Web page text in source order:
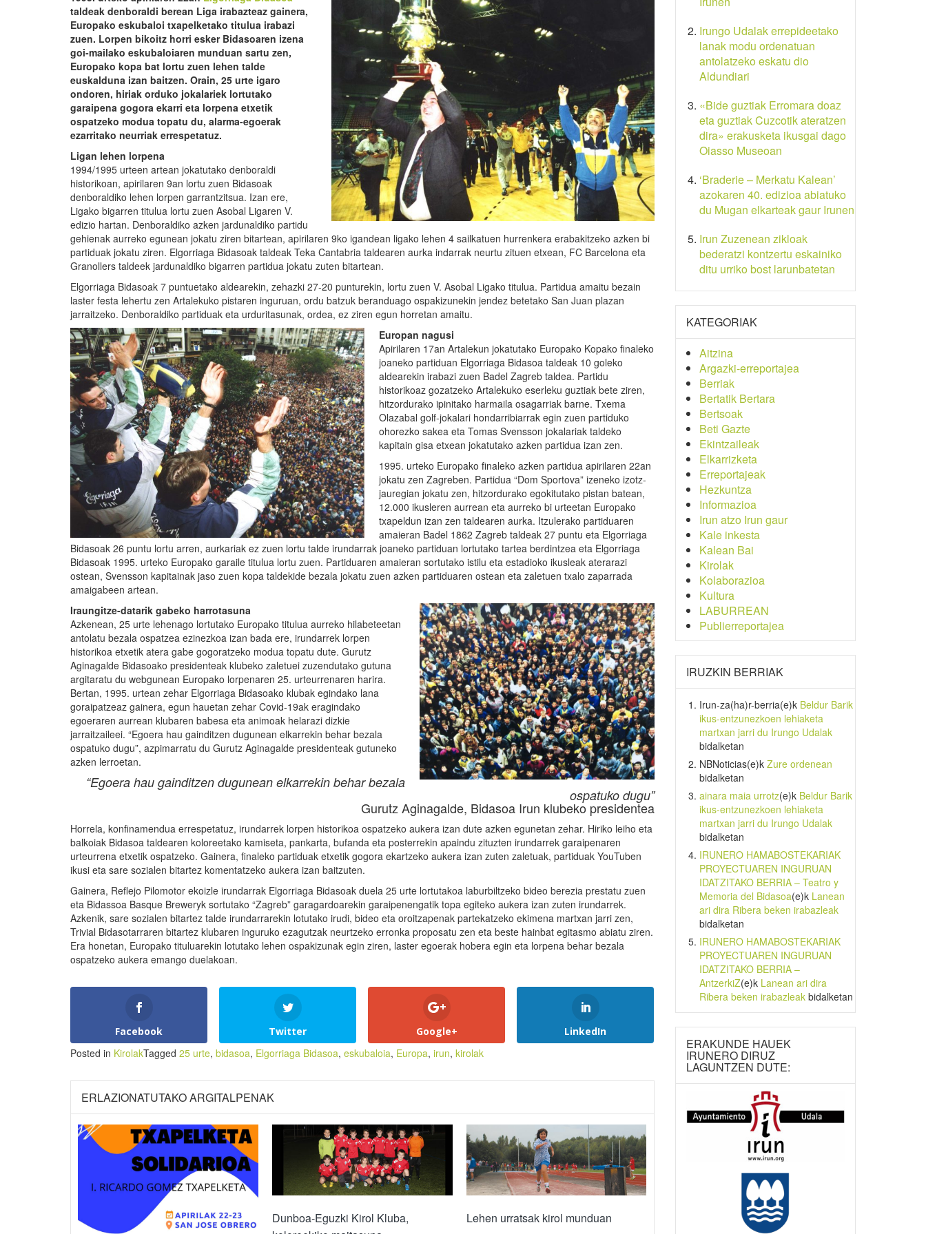
taldeak denboraldi berean Liga irabazteaz gainera,
Europako eskubaloi txapelketako titulua irabazi
zuen. Lorpen bikoitz horri esker Bidasoaren izena
goi-mailako eskubaloiaren munduan sartu zen,
Europako kopa bat lortu zuen lehen talde
euskalduna izan baitzen. Orain, 25 urte igaro
ondoren, hiriak orduko jokalariek lortutako
garaipena gogora ekarri eta lorpena etxetik
ospatzeko modua topatu du, alarma-egoerak
ezarritako neurriak errespetatuz.
Ligan lehen lorpena
1994/1995 urteen artean jokatutako denboraldi
historikoan, apirilaren 9an lortu zuen Bidasoak
denboraldiko lehen lorpen garrantzitsua. Izan ere,
Ligako bigarren titulua lortu zuen Asobal Ligaren V.
edizio hartan. Denboraldiko azken jardunaldiko partidu
gehienak aurreko egunean jokatu ziren bitartean, apirilaren 9ko igandean ligako lehen 4 sailkatuen hurrenkera erabakitzeko azken bi
partiduak jokatu ziren. Elgorriaga Bidasoak taldeak Teka Cantabria taldearen aurka indarrak neurtu zituen etxean, FC Barcelona eta
Granollers taldeek jardunaldiko bigarren partidua jokatu zuten bitartean.
Elgorriaga Bidasoak 7 puntuetako aldearekin, zehazki 27-20 punturekin, lortu zuen V. Asobal Ligako titulua. Partidua amaitu bezain
laster festa lehertu zen Artalekuko pistaren inguruan, ordu batzuk beranduago ospakizunekin jendez betetako San Juan plazan
jarraitzeko. Denboraldiko partiduak eta urduritasunak, ordea, ez ziren egun horretan amaitu.
Europan nagusi
Apirilaren 17an Artalekun jokatutako Europako Kopako finaleko
joaneko partiduan Elgorriaga Bidasoa taldeak 10 goleko
aldearekin irabazi zuen Badel Zagreb taldea. Partidu
historikoaz gozatzeko Artalekuko eserleku guztiak bete ziren,
hitzordurako ipinitako harmaila osagarriak barne. Txema
Olazabal golf-jokalari hondarribiarrak egin zuen partiduko
ohorezko sakea eta Tomas Svensson jokalariak taldeko
kapitain gisa etxean jokatutako azken partidua izan zen.
1995. urteko Europako finaleko azken partidua apirilaren 22an
jokatu zen Zagreben. Partidua “Dom Sportova” izeneko izotz-
jauregian jokatu zen, hitzordurako egokitutako pistan batean,
12.000 ikusleren aurrean eta aurreko bi urteetan Europako
txapeldun izan zen taldearen aurka. Itzulerako partiduaren
amaieran Badel 1862 Zagreb taldeak 27 puntu eta Elgorriaga
Bidasoak 26 puntu lortu arren, aurkariak ez zuen lortu talde irundarrak joaneko partiduan lortutako tartea berdintzea eta Elgorriaga
Bidasoak 1995. urteko Europako garaile titulua lortu zuen. Partiduaren amaieran sortutako istilu eta estadioko ikusleak aterarazi
ostean, Svensson kapitainak jaso zuen kopa taldekide bezala jokatu zuen azken partiduaren ostean eta zaletuen txalo zaparrada
amaigabeen artean.
Iraungitze-datarik gabeko harrotasuna
Azkenean, 25 urte lehenago lortutako Europako titulua aurreko hilabeteetan
antolatu bezala ospatzea ezinezkoa izan bada ere, irundarrek lorpen
historikoa etxetik atera gabe gogoratzeko modua topatu dute. Gurutz
Aginagalde Bidasoako presidenteak klubeko zaletuei zuzendutako gutuna
argitaratu du webgunean Europako lorpenaren 25. urteurrenaren harira.
Bertan, 1995. urtean zehar Elgorriaga Bidasoako klubak egindako lana
goraipatzeaz gainera, egun hauetan zehar Covid-19ak eragindako
egoeraren aurrean klubaren babesa eta animoak helarazi dizkie
jarraitzaileei. “Egoera hau gainditzen dugunean elkarrekin behar bezala
ospatuko dugu”, azpimarratu du Gurutz Aginagalde presidenteak gutuneko
azken lerroetan.
“Egoera hau gainditzen dugunean elkarrekin behar bezala
ospatuko dugu”
Gurutz Aginagalde, Bidasoa Irun klubeko presidentea
Horrela, konfinamendua errespetatuz, irundarrek lorpen historikoa ospatzeko aukera izan dute azken egunetan zehar. Hiriko leiho eta
balkoiak Bidasoa taldearen koloreetako kamiseta, pankarta, bufanda eta posterrekin apaindu zituzten irundarrek garaipenaren
urteurrena etxetik ospatzeko. Gainera, finaleko partiduak etxetik gogora ekartzeko aukera izan zuten zaletuak, partiduak YouTuben
ikusi eta sare sozialen bitartez komentatzeko aukera izan baitzuten.
Gainera, Reflejo Pilomotor ekoizle irundarrak Elgorriaga Bidasoak duela 25 urte lortutakoa laburbiltzeko bideo berezia prestatu zuen
eta Bidassoa Basque Breweryk sortutako “Zagreb” garagardoarekin garaipenengatik topa egiteko aukera izan zuten irundarrek.
Azkenik, sare sozialen bitartez talde irundarrarekin lotutako irudi, bideo eta oroitzapenak partekatzeko ekimena martxan jarri zen,
Trivial Bidasotarraren bitartez klubaren inguruko ezagutzak neurtzeko erronka proposatu zen eta beste hainbat egitasmo abiatu ziren.
Era honetan, Europako tituluarekin lotutako lehen ospakizunak egin ziren, laster egoerak hobera egin eta lorpena behar bezala
ospatzeko aukera emango duelakoan.
Facebook Twitter Google+ LinkedIn
Posted in KirolakTagged 25 urte, bidasoa, Elgorriaga Bidasoa, eskubaloia, Europa, irun, kirolak
ERLAZIONATUTAKO ARGITALPENAK
Dunboa-Eguzki Kirol Kluba,
Lehen urratsak kirol munduan
Irungo Udalak errepideetako
lanak modu ordenatuan
antolatzeko eskatu dio
Aldundiari
«Bide guztiak Erromara doaz
eta guztiak Cuzcotik ateratzen
dira» erakusketa ikusgai dago
Oiasso Museoan
‘Braderie – Merkatu Kalean’
azokaren 40. edizioa abiatuko
du Mugan elkarteak gaur Irunen
Irun Zuzenean zikloak
bederatzi kontzertu eskainiko
ditu urriko bost larunbatetan
KATEGORIAK
Aitzina
Argazki-erreportajea
Berriak
Bertatik Bertara
Bertsoak
Beti Gazte
Ekintzaileak
Elkarrizketa
Erreportajeak
Hezkuntza
Informazioa
Irun atzo Irun gaur
Kale inkesta
Kalean Bai
Kirolak
Kolaborazioa
Kultura
LABURREAN
Publierreportajea
IRUZKIN BERRIAK
Irun-za(ha)r-berria(e)k Beldur Barik
ikus-entzunezkoen lehiaketa
martxan jarri du Irungo Udalak
bidalketan
NBNoticias(e)k Zure ordenean
bidalketan
ainara maia urrotz(e)k Beldur Barik
ikus-entzunezkoen lehiaketa
martxan jarri du Irungo Udalak
bidalketan
IRUNERO HAMABOSTEKARIAK
PROYECTUAREN INGURUAN
IDATZITAKO BERRIA – Teatro y
Memoria del Bidasoa(e)k Lanean
ari dira Ribera beken irabazleak
bidalketan
IRUNERO HAMABOSTEKARIAK
PROYECTUAREN INGURUAN
IDATZITAKO BERRIA –
AntzerkiZ(e)k Lanean ari dira
Ribera beken irabazleakbidalketan
ERAKUNDE HAUEK
IRUNERO DIRUZ
LAGUNTZEN DUTE: